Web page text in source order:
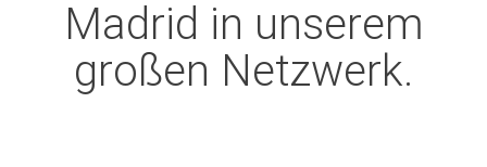
Madrid in unserem
großen Netzwerk.